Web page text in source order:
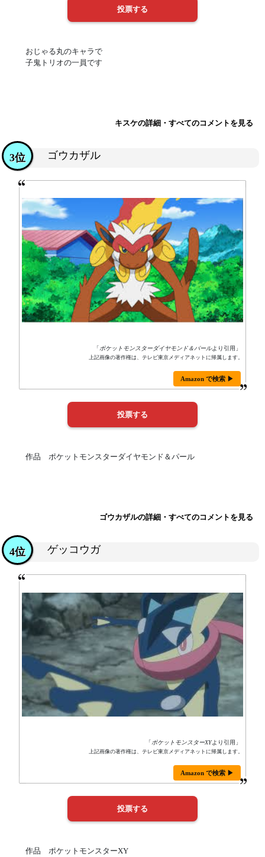
おじゃる丸のキャラで
子鬼トリオの一員です
キスケの詳細・すべてのコメントを見る
ゴウカザル
3位
「ポケットモンスターダイヤモンド＆パールより引用」
上記画像の著作権は、テレビ東京メディアネットに帰属します。
Amazon で検索 ▶
作品 ポケットモンスターダイヤモンド＆パール
ゴウカザルの詳細・すべてのコメントを見る
ゲッコウガ
4位
「ポケットモンスターXYより引用」
上記画像の著作権は、テレビ東京メディアネットに帰属します。
Amazon で検索 ▶
作品 ポケットモンスターXY